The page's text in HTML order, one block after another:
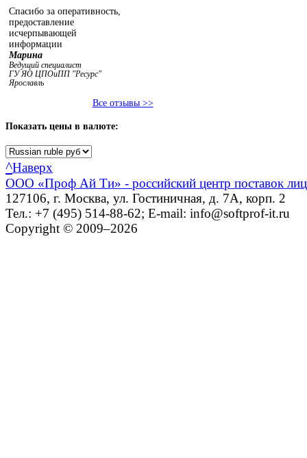
Спасибо за оперативность,
предоставление
исчерпывающей
информации
Марина
Ведущий специалист
ГУ ЯО ЦПОиПП "Ресурс"
Ярославль
Все отзывы >>
Показать цены в валюте:
^Наверх
ООО «Проф Ай Ти» - российский центр поставок
127106, г. Москва, ул. Гостиничная, д. 7А, корп. 2
Тел.: +7 (495) 514-88-62; E-mail: info@softprof-it.ru
Copyright © 2009–2026